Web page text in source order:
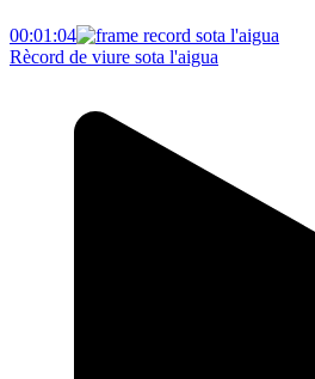
00:01:04
Rècord de viure sota l'aigua